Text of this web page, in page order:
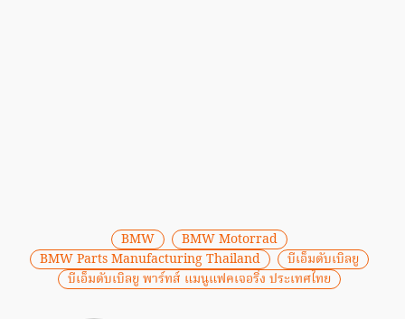
BMW
BMW Motorrad
BMW Parts Manufacturing Thailand
บีเอ็มดับเบิลยู
บีเอ็มดับเบิลยู พาร์ทส์ แมนูแฟคเจอริ่ง ประเทศไทย